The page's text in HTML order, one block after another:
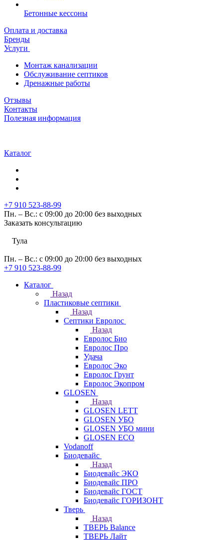
Бетонные кессоны
Оплата и доставка
Бренды
Услуги
Монтаж канализации
Обслуживание септиков
Дренажные работы
Отзывы
Контакты
Полезная информация
Каталог
+7 910 523-88-99
Пн. – Вс.: с 09:00 до 20:00 без выходных
Заказать консультацию
Тула
Пн. – Вс.: с 09:00 до 20:00 без выходных
+7 910 523-88-99
Каталог
Назад
Пластиковые септики
Назад
Септики Евролос
Назад
Евролос Био
Евролос Про
Удача
Евролос Эко
Евролос Грунт
Евролос Экопром
GLOSEN
Назад
GLOSEN LETT
GLOSEN УБО
GLOSEN УБО мини
GLOSEN ECO
Vodanoff
Биодевайс
Назад
Биодевайс ЭКО
Биодевайс ПРО
Биодевайс ГОСТ
Биодевайс ГОРИЗОНТ
Тверь
Назад
ТВЕРЬ Balance
ТВЕРЬ Лайт